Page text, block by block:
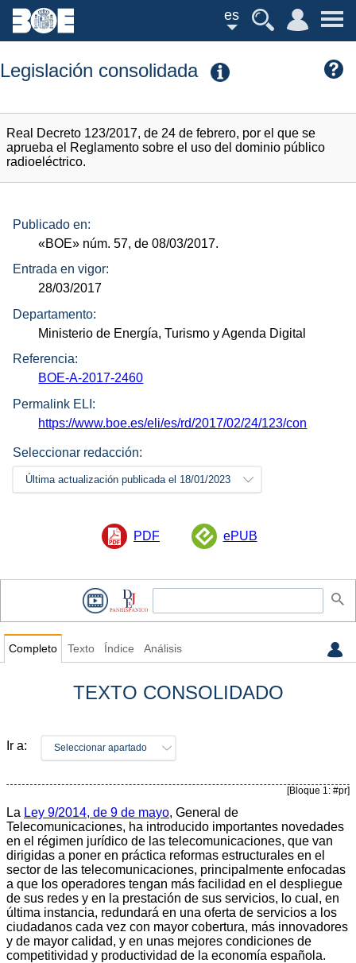
es
Legislación consolidada
Real Decreto 123/2017, de 24 de febrero, por el que se
aprueba el Reglamento sobre el uso del dominio público
radioeléctrico.
Publicado en:
«BOE» núm. 57, de 08/03/2017.
Entrada en vigor:
28/03/2017
Departamento:
Ministerio de Energía, Turismo y Agenda Digital
Referencia:
BOE-A-2017-2460
Permalink ELI:
https://www.boe.es/eli/es/rd/2017/02/24/123/con
Seleccionar redacción:
Última actualización publicada el 18/01/2023
PDF ePUB
Completo Texto Índice Análisis
TEXTO CONSOLIDADO
Ir a: Seleccionar apartado
[Bloque 1: #pr]
La Ley 9/2014, de 9 de mayo, General de
Telecomunicaciones, ha introducido importantes novedades
en el régimen jurídico de las telecomunicaciones, que van
dirigidas a poner en práctica reformas estructurales en el
sector de las telecomunicaciones, principalmente enfocadas
a que los operadores tengan más facilidad en el despliegue
de sus redes y en la prestación de sus servicios, lo cual, en
última instancia, redundará en una oferta de servicios a los
ciudadanos cada vez con mayor cobertura, más innovadores
y de mayor calidad, y en unas mejores condiciones de
competitividad y productividad de la economía española.